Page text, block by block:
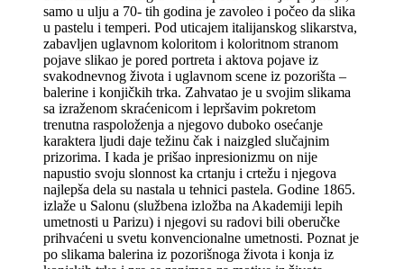
samo u ulju a 70- tih godina je zavoleo i počeo da slika
u pastelu i temperi. Pod uticajem italijanskog slikarstva,
zabavljen uglavnom koloritom i koloritnom stranom
pojave slikao je pored portreta i aktova pojave iz
svakodnevnog života i uglavnom scene iz pozorišta –
balerine i konjičkih trka. Zahvatao je u svojim slikama
sa izraženom skraćenicom i lepršavim pokretom
trenutna raspoloženja a njegovo duboko osećanje
karaktera ljudi daje težinu čak i naizgled slučajnim
prizorima. I kada je prišao inpresionizmu on nije
napustio svoju slonnost ka crtanju i crtežu i njegova
najlepša dela su nastala u tehnici pastela. Godine 1865.
izlaže u Salonu (službena izložba na Akademiji lepih
umetnosti u Parizu) i njegovi su radovi bili oberučke
prihvaćeni u svetu konvencionalne umetnosti. Poznat je
po slikama balerina iz pozorišnoga života i konja iz